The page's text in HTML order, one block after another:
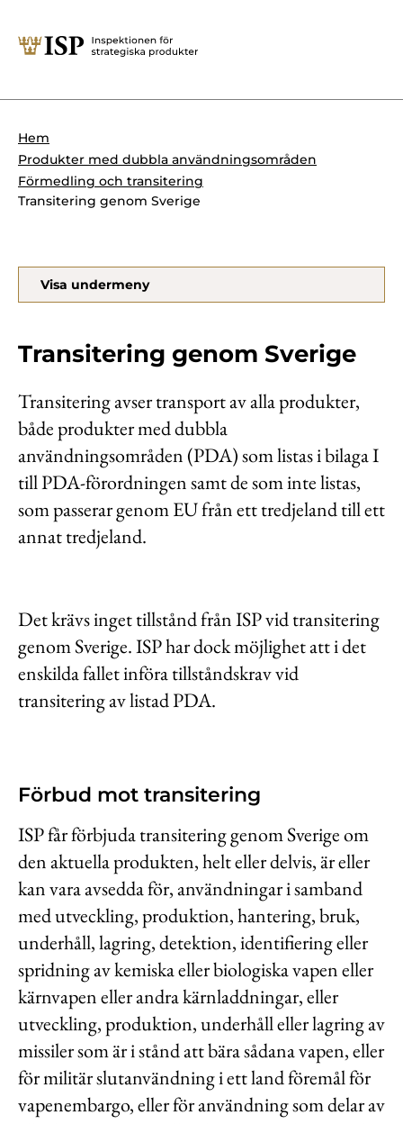
Sök
Söktips:
Presskontakt
Forskningssäkerhet
Regelverk
Krigsmateriel
Produkter med dubbla
användningsområden
Internationella sanktioner
Kemvapen-konventionen
Kontakt
Lediga jobb
Kundwebben
In English
Hem
Produkter med dubbla användningsområden
Förmedling och transitering
Transitering genom Sverige
Visa undermeny
Transitering genom Sverige
Transitering avser transport av alla produkter,
både produkter med dubbla
användningsområden (PDA) som listas i bilaga I
till PDA-förordningen samt de som inte listas,
som passerar genom EU från ett tredjeland till ett
annat tredjeland.
Det krävs inget tillstånd från ISP vid transitering
genom Sverige. ISP har dock möjlighet att i det
enskilda fallet införa tillståndskrav vid
transitering av listad PDA.
Förbud mot transitering
ISP får förbjuda transitering genom Sverige om
den aktuella produkten, helt eller delvis, är eller
kan vara avsedda för, användningar i samband
med utveckling, produktion, hantering, bruk,
underhåll, lagring, detektion, identifiering eller
spridning av kemiska eller biologiska vapen eller
kärnvapen eller andra kärnladdningar, eller
utveckling, produktion, underhåll eller lagring av
missiler som är i stånd att bära sådana vapen, eller
för militär slutanvändning i ett land föremål för
vapenembargo, eller för användning som delar av